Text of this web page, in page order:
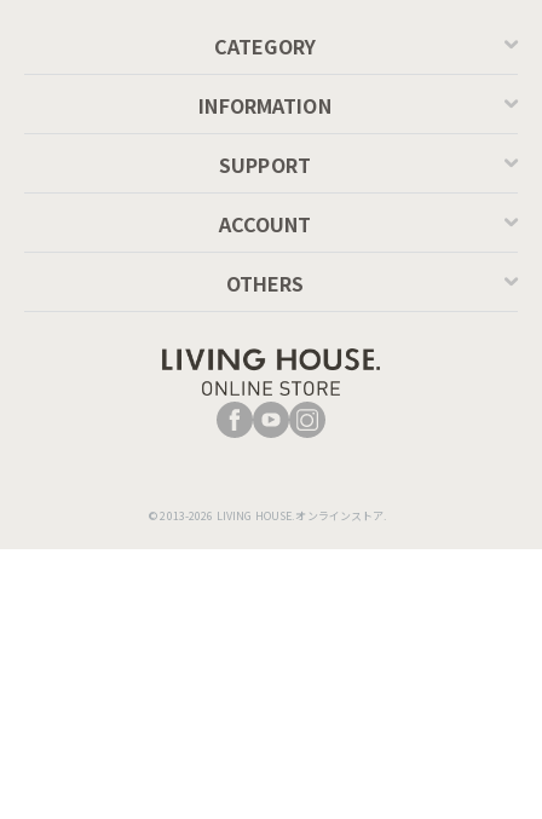
CATEGORY
INFORMATION
SUPPORT
ACCOUNT
OTHERS
© 2013-2026 LIVING HOUSE.オンラインストア.